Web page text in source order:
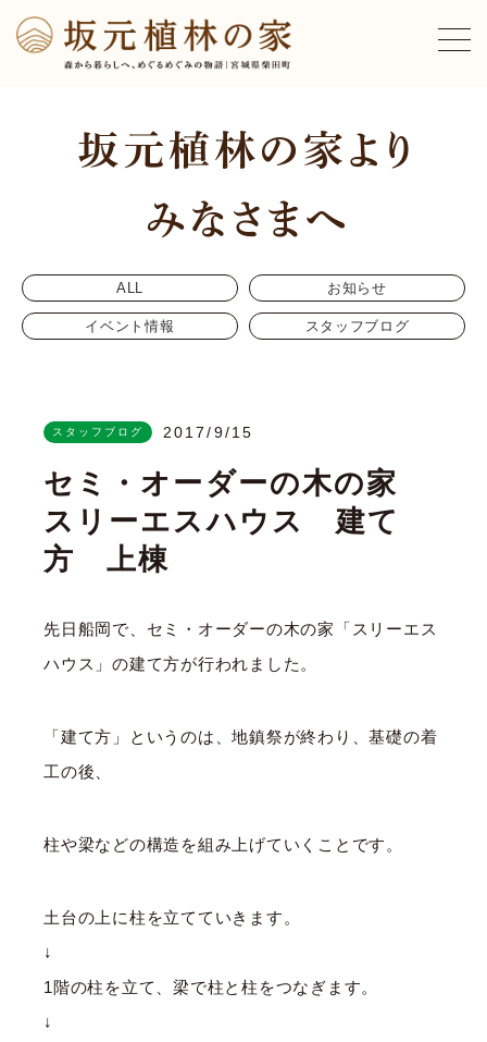
ALL お知らせ
イベント情報 スタッフブログ
スタッフブログ 2017/9/15
セミ・オーダーの木の家
スリーエスハウス 建て
方 上棟
先日船岡で、セミ・オーダーの木の家「スリーエス
ハウス」の建て方が行われました。
「建て方」というのは、地鎮祭が終わり、基礎の着
工の後、
柱や梁などの構造を組み上げていくことです。
土台の上に柱を立てていきます。
↓
1階の柱を立て、梁で柱と柱をつなぎます。
↓